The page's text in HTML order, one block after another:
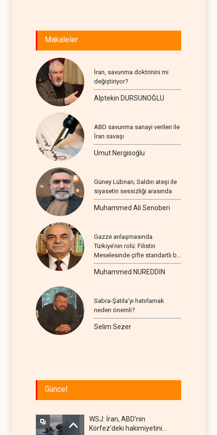
Makaleler
İran, savunma doktrinini mi
değiştiriyor?
Alptekin DURSUNOĞLU
ABD savunma sanayi verileri ile
İran savaşı
Umut Nergisoğlu
Güney Lübnan; Saldırı ateşi ile
siyasetin sessizliği arasında
Muhammed Ali Senoberi
Gazze anlaşmasında
Türkiye’nin rolü: Filistin
Meselesinde çifte standartlı bir
seyir
Muhammed NUREDDİN
Sabra-Şatila’yı hatırlamak
neden önemli?
Selim Sezer
Güncel
WSJ: İran, ABD’nin
Körfez’deki hakimiyetini